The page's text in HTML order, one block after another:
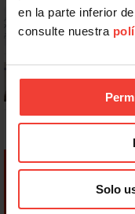
en la parte inferior
consulte nuestra
Solo
Dudas frecuentes
¿Puedo viajar